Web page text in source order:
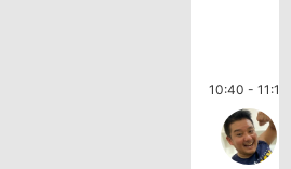
10:40 - 11:10